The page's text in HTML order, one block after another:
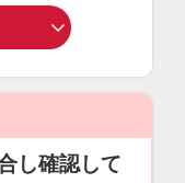
し確認して